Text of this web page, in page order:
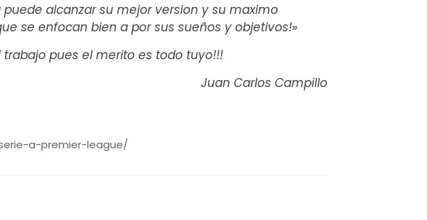
alcanzar su mejor version y su maximo
se enfocan bien a por sus sueños y objetivos!»
pues el merito es todo tuyo!!!
Juan Carlos Campillo
a-premier-league/